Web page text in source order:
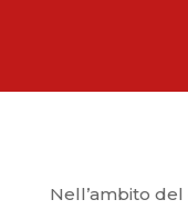
Nell’ambito del